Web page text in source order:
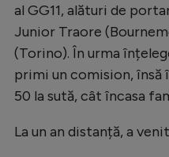
al GG11, alături de
Junior Traore
(Torino). În urma
primi un comision,
50 la sută, cât încasa
La un an distanță, a